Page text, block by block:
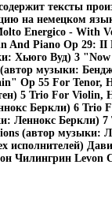
тексты
на немецком
Energico - With
And Piano Op 29:
Хьюго Вуд) 3 "Now
музыки:
Op 55 For Tenor,
5 Trio For Violin,
Беркли) 6 Trio
Леннокс Беркли)
(автор музыки:
исполнителей)
Чилингрин Levon